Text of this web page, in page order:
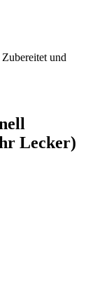
und
Lecker)